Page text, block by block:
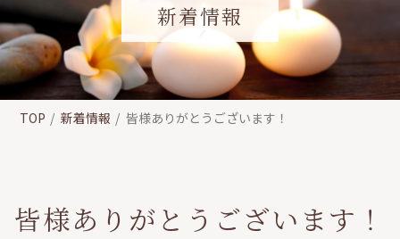
新着情報
TOP 新着情報 皆様ありがとうございます！
皆様ありがとうございます！